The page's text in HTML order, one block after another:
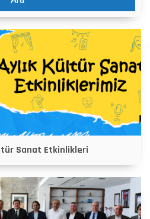
Sanat Etkinlikleri